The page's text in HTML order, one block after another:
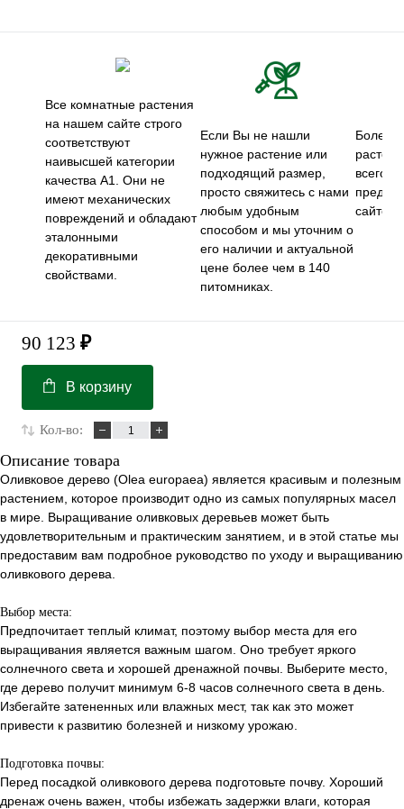
Все комнатные растения
на нашем сайте строго
соответствуют
наивысшей категории
качества А1. Они не
имеют механических
повреждений и обладают
эталонными
декоративными
свойствами.
Если Вы не нашли
нужное растение или
подходящий размер,
просто свяжитесь с нами
любым удобным
способом и мы уточним о
его наличии и актуальной
цене более чем в 140
питомниках.
Более
всего
сайте.
90 123 ₽
В корзину
Кол-во:
Описание товара
Оливковое дерево (Olea europaea) является красивым и полезным
растением, которое производит одно из самых популярных масел
в мире. Выращивание оливковых деревьев может быть
удовлетворительным и практическим занятием, и в этой статье мы
предоставим вам подробное руководство по уходу и выращиванию
оливкового дерева.
Выбор места:
Предпочитает теплый климат, поэтому выбор места для его
выращивания является важным шагом. Оно требует яркого
солнечного света и хорошей дренажной почвы. Выберите место,
где дерево получит минимум 6-8 часов солнечного света в день.
Избегайте затененных или влажных мест, так как это может
привести к развитию болезней и низкому урожаю.
Подготовка почвы:
Перед посадкой оливкового дерева подготовьте почву. Хороший
дренаж очень важен, чтобы избежать задержки влаги, которая